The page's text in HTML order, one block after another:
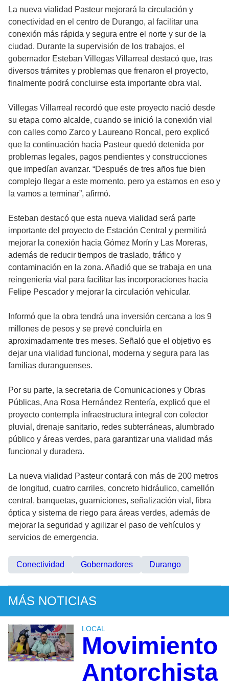
La nueva vialidad Pasteur mejorará la circulación y
conectividad en el centro de Durango, al facilitar una
conexión más rápida y segura entre el norte y sur de la
ciudad. Durante la supervisión de los trabajos, el
gobernador Esteban Villegas Villarreal destacó que, tras
diversos trámites y problemas que frenaron el proyecto,
finalmente podrá concluirse esta importante obra vial.
Villegas Villarreal recordó que este proyecto nació desde
su etapa como alcalde, cuando se inició la conexión vial
con calles como Zarco y Laureano Roncal, pero explicó
que la continuación hacia Pasteur quedó detenida por
problemas legales, pagos pendientes y construcciones
que impedían avanzar. “Después de tres años fue bien
complejo llegar a este momento, pero ya estamos en eso y
la vamos a terminar”, afirmó.
Esteban destacó que esta nueva vialidad será parte
importante del proyecto de Estación Central y permitirá
mejorar la conexión hacia Gómez Morín y Las Moreras,
además de reducir tiempos de traslado, tráfico y
contaminación en la zona. Añadió que se trabaja en una
reingeniería vial para facilitar las incorporaciones hacia
Felipe Pescador y mejorar la circulación vehicular.
Informó que la obra tendrá una inversión cercana a los 9
millones de pesos y se prevé concluirla en
aproximadamente tres meses. Señaló que el objetivo es
dejar una vialidad funcional, moderna y segura para las
familias duranguenses.
Por su parte, la secretaria de Comunicaciones y Obras
Públicas, Ana Rosa Hernández Rentería, explicó que el
proyecto contempla infraestructura integral con colector
pluvial, drenaje sanitario, redes subterráneas, alumbrado
público y áreas verdes, para garantizar una vialidad más
funcional y duradera.
La nueva vialidad Pasteur contará con más de 200 metros
de longitud, cuatro carriles, concreto hidráulico, camellón
central, banquetas, guarniciones, señalización vial, fibra
óptica y sistema de riego para áreas verdes, además de
mejorar la seguridad y agilizar el paso de vehículos y
servicios de emergencia.
Conectividad Gobernadores Durango
MÁS NOTICIAS
LOCAL
Movimiento
Antorchista